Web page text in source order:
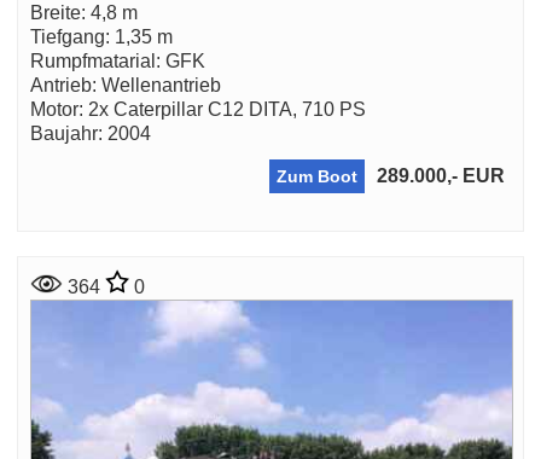
Breite: 4,8 m
Tiefgang: 1,35 m
Rumpfmatarial: GFK
Antrieb: Wellenantrieb
Motor: 2x Caterpillar C12 DITA, 710 PS
Baujahr: 2004
Zum Boot 289.000,- EUR
364 0